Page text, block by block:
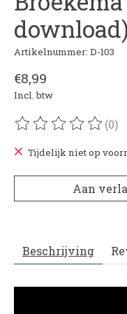
Artikelnummer: D-103
€8,99
Incl. btw
De beoordeling van
(0)
Tijdelijk niet op
Aan
Beschrijving